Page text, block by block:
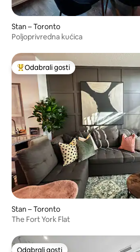
Stan – Toronto
Poljoprivredna kućica
Među najviše rangiranima s oznakom
Odabrali gosti
Stan – Toronto
The Fort York Flat
Odabrali gosti